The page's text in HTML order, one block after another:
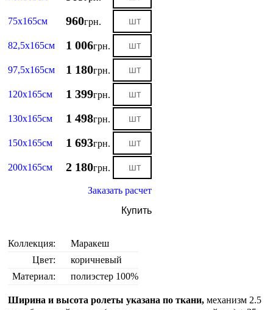
75х165см 960грн.
82,5х165см 1 006грн.
97,5х165см 1 180грн.
120х165см 1 399грн.
130х165см 1 498грн.
150х165см 1 693грн.
200х165см 2 180грн.
Заказать расчет
Купить
Коллекция:
Маракеш
Цвет:
коричневый
Материал:
полиэстер 100%
Ширина и высота ролеты указана по ткани,механизм 2.5